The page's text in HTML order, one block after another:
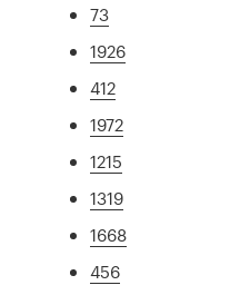
73
1926
412
1972
1215
1319
1668
456